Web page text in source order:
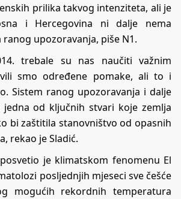
prilika takvog intenziteta, ali je
i Hercegovina ni dalje nema
ranog upozoravanja, piše N1.
trebale su nas naučiti važnim
smo određene pomake, ali to i
Sistem ranog upozoravanja i dalje
od ključnih stvari koje zemlja
bi zaštitila stanovništvo od opasnih
rekao je Sladić.
je klimatskom fenomenu El
posljednjih mjeseci sve češće
mogućih rekordnih temperatura